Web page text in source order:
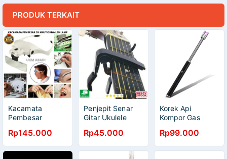
PRODUK TERKAIT
Kacamata
Pembesar
Eyeglasses
Magnifier LED
9892B2 111157
Rp145.000
Penjepit Senar
Gitar Ukulele
Note Riser M556
Rp45.000
Korek Api
Kompor Gas
Pulse Gun
Plasma Lighter
ZR106
Rp99.000